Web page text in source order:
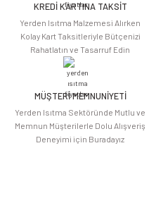
KREDİ KARTINA TAKSİT
Yerden Isıtma Malzemesi Alırken
Kolay Kart Taksitleriyle Bütçenizi
Rahatlatın ve Tasarruf Edin
MÜŞTERİ MEMNUNİYETİ
Yerden Isıtma Sektöründe Mutlu ve
Memnun Müşterilerle Dolu Alışveriş
Deneyimi için Buradayız